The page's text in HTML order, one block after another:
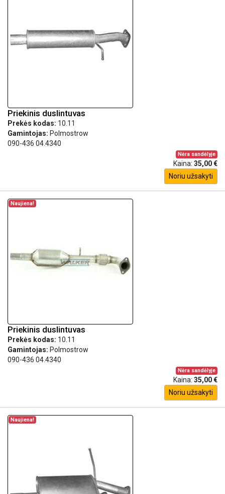
Priekinis duslintuvas
Prekės kodas: 10.11
Gamintojas: Polmostrow
090-436 04.4340
Nėra sandėlyje
Kaina: 35,00 €
Noriu užsakyti
Naujiena!
Priekinis duslintuvas
Prekės kodas: 10.11
Gamintojas: Polmostrow
090-436 04.4340
Nėra sandėlyje
Kaina: 35,00 €
Noriu užsakyti
Naujiena!